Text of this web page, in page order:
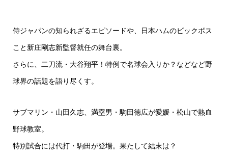
侍ジャパンの知られざるエピソードや、日本ハムのビックボス
こと新庄剛志新監督就任の舞台裏。
さらに、二刀流・大谷翔平！特例で名球会入りか？などなど野
球界の話題を語り尽くす。
サブマリン・山田久志、満塁男・駒田徳広が愛媛・松山で熱血
野球教室。
特別試合には代打・駒田が登場。果たして結末は？